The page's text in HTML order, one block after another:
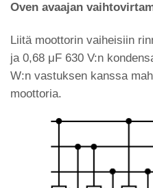
Oven avaajan
Liitä moottorin vaiheisiin
ja 0,68 μF 630 V:n
W:n vastuksen kanssa
moottoria.